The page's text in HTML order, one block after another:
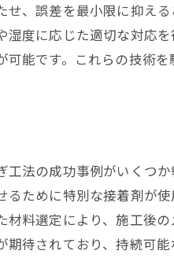
、誤差を最小限に抑え
度に応じた適切な対応
能です。これらの技術
法の成功事例がいくつ
ために特別な接着剤が
料選定により、施工後
待されており、持続可能